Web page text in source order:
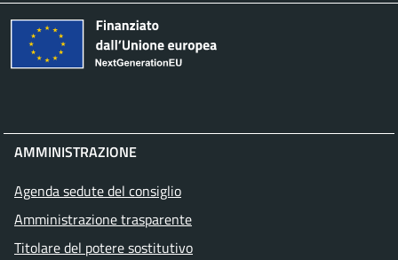
AMMINISTRAZIONE
Agenda sedute del consiglio
Amministrazione trasparente
Titolare del potere sostitutivo